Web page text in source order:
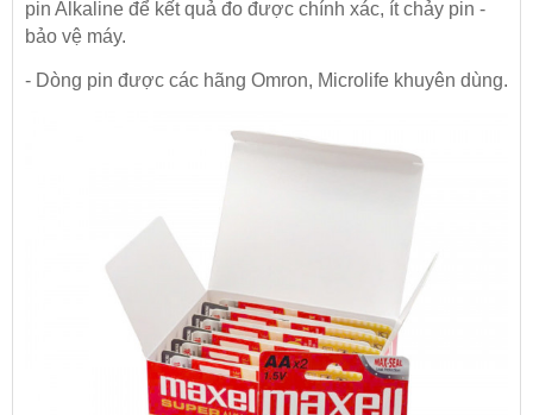
pin Alkaline để kết quả đo được chính xác, ít chảy pin -
bảo vệ máy.
- Dòng pin được các hãng Omron, Microlife khuyên dùng.